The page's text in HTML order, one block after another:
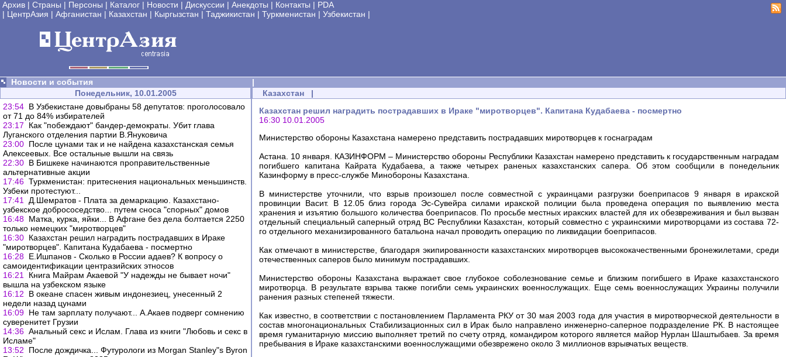
Архив | Страны | Персоны | Каталог | Новости | Дискуссии | Анекдоты | Контакты | PDA
| ЦентрАзия | Афганистан | Казахстан | Кыргызстан | Таджикистан | Туркменистан | Узбекистан |
Новости и события
|
Понедельник, 10.01.2005
23:54 В Узбекистане довыбраны 58 депутатов: проголосовало
от 71 до 84% избирателей
23:17
Как "побеждают" бандер-демократы. Убит глава
Луганского отделения партии В.Януковича
23:00 После цунами так и не найдена казахстанская семья
Алексеевых. Все остальные вышли на связь
22:30 В Бишкеке начинаются проправительственные
альтернативные акции
17:46 Туркменистан: притеснения национальных меньшинств.
Узбеки протестуют...
17:41
Д.Шемратов - Плата за демаркацию. Казахстано-
узбекское добрососедство... путем сноса "спорных" домов
16:48 Матка, курка, яйки... В Афгане без дела болтается 2250
только немецких "миротворцев"
16:30 Казахстан решил наградить пострадавших в Ираке
"миротворцев". Капитана Кудабаева - посмертно
16:28 Е.Ишпанов - Сколько в России адаев? К вопросу о
самоидентификации центразийских этносов
16:21
Книга Майрам Акаевой "У надежды не бывает ночи"
вышла на узбекском языке
16:12
В океане спасен живым индонезиец, унесенный 2
недели назад цунами
16:09 Не там зарплату получают... А.Акаев подверг сомнению
суверенитет Грузии
14:36 Анальный секс и Ислам. Глава из книги "Любовь и секс в
Исламе"
13:52
После дождичка... Футурологи из Morgan Stanley"s Byron
Казахстан |
Казахстан решил наградить пострадавших в Ираке "миротворцев". Капитана Кудабаева - посмертно
16:30 10.01.2005
Министерство обороны Казахстана намерено представить пострадавших миротворцев к госнаградам
Астана. 10 января. КАЗИНФОРМ – Министерство обороны Республики Казахстан намерено представить к государственным наградам
погибшего капитана Кайрата Кудабаева, а также четырех раненых казахстанских сапера. Об этом сообщили в понедельник
Казинформу в пресс-службе Минобороны Казахстана.
В министерстве уточнили, что взрыв произошел после совместной с украинцами разгрузки боеприпасов 9 января в иракской
провинции Васит. В 12.05 близ города Эс-Сувейра силами иракской полиции была проведена операция по выявлению места
хранения и изъятию большого количества боеприпасов. По просьбе местных иракских властей для их обезвреживания и был вызван
отдельный специальный саперный отряд ВС Республики Казахстан, который совместно с украинскими миротворцами из состава 72-
го отдельного механизированного батальона начал проводить операцию по ликвидации боеприпасов.
Как отмечают в министерстве, благодаря экипированности казахстанских миротворцев высококачественными бронежилетами, среди
отечественных саперов было минимум пострадавших.
Министерство обороны Казахстана выражает свое глубокое соболезнование семье и близким погибшего в Ираке казахстанского
миротворца. В результате взрыва также погибли семь украинских военнослужащих. Еще семь военнослужащих Украины получили
ранения разных степеней тяжести.
Как известно, в соответствии с постановлением Парламента РКУ от 30 мая 2003 года для участия в миротворческой деятельности в
состав многонациональных Стабилизационных сил в Ирак было направлено инженерно-саперное подразделение РК. В настоящее
время гуманитарную миссию выполняет третий по счету отряд, командиром которого является майор Нурлан Шаштыбаев. За время
пребывания в Ираке казахстанскими военнослужащими обезврежено около 3 миллионов взрывчатых веществ.